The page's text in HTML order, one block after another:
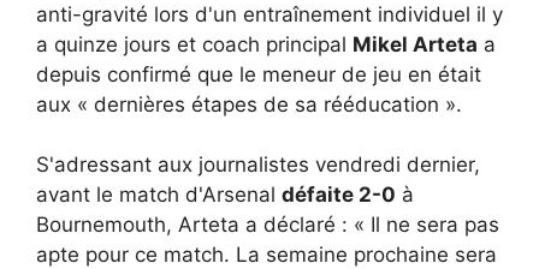
anti-gravité lors d'un entraînement individuel il y
a quinze jours et coach principal Mikel Arteta a
depuis confirmé que le meneur de jeu en était
aux « dernières étapes de sa rééducation ».
S'adressant aux journalistes vendredi dernier,
avant le match d'Arsenal défaite 2-0 à
Bournemouth, Arteta a déclaré : « Il ne sera pas
apte pour ce match. La semaine prochaine sera